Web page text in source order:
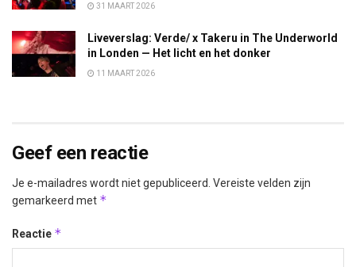
31 MAART 2026
Liveverslag: Verde/ x Takeru in The Underworld
in Londen — Het licht en het donker
11 MAART 2026
Geef een reactie
Je e-mailadres wordt niet gepubliceerd. Vereiste velden zijn
gemarkeerd met *
Reactie *